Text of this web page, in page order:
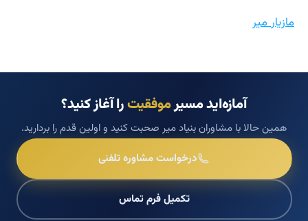
مازیار میر
آمازه‌اید مسیرموفقیترا آغاز کنید؟
همین حالا با مشاوران بنیاد میر صحبت کنید و اولین قدم را بردارید.
درخواست مشاوره تلفنی
تکمیل فرم تماس